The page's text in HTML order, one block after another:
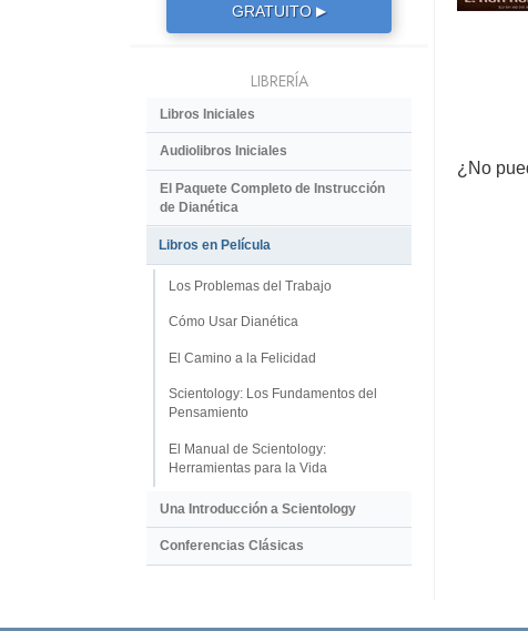
¿No
GRATUITO ▶
LIBRERÍA
Libros Iniciales
Audiolibros Iniciales
El Paquete Completo de Instrucción
de Dianética
Libros en Película
Los Problemas del Trabajo
Cómo Usar Dianética
El Camino a la Felicidad
Scientology: Los Fundamentos del
Pensamiento
El Manual de Scientology:
Herramientas para la Vida
Una Introducción a Scientology
Conferencias Clásicas